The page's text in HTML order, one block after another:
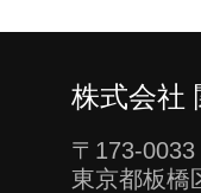
株式会社
〒173-0033
東京都板橋